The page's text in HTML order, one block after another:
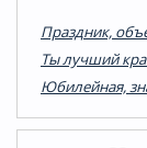
Праздник,
Ты лучший
Юбилейная,